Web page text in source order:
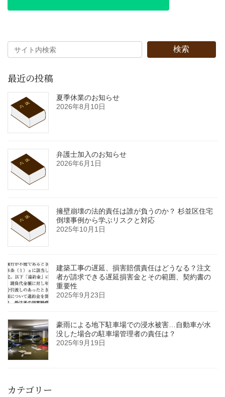
検索
最近の投稿
夏季休業のお知らせ
2026年8月10日
弁護士加入のお知らせ
2026年6月1日
擁壁崩壊の法的責任は誰が負うのか？ 杉並区住宅
倒壊事例から学ぶリスクと対応
2025年10月1日
建築工事の遅延、損害賠償責任はどうなる？注文
者が請求できる遅延損害金とその範囲、契約書の
重要性
2025年9月23日
豪雨による地下駐車場での浸水被害…自動車が水
没した場合の駐車場管理者の責任は？
2025年9月19日
カテゴリー